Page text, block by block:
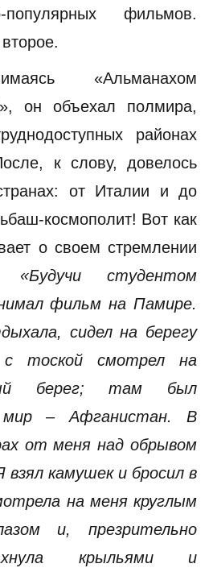
популярных фильмов.
«Альманахом
он объехал полмира,
районах
к слову, довелось
от Италии и до
космополит! Вот как
о своем стремлении
«Будучи студентом
фильм на Памире.
сидел на берегу
тоской смотрел на
берег; там был
мир – Афганистан. В
от меня над обрывом
взял камушек и бросил в
на меня круглым
и, презрительно
крыльями и